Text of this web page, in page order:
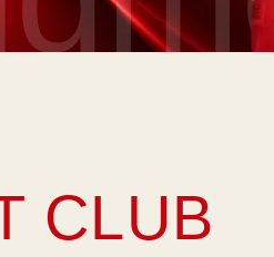
и поддерживают друг
эфиры с Анной Савиной